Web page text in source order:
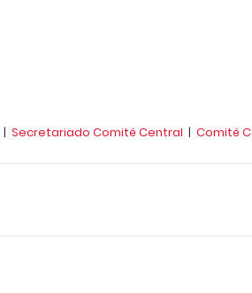
| Secretariado Comité Central | Comité